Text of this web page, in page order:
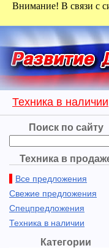
Внимание! В связи с
Техника в наличии
Поиск по сайту
Техника в
Все предложения
Свежие предложения
Спецпредложения
Техника в наличии
Категории